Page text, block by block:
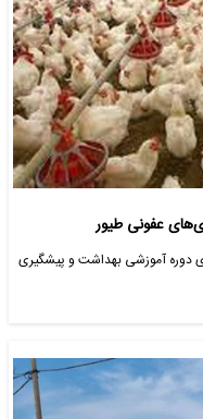
دوره آموزشی بهداشت و پیشگیری